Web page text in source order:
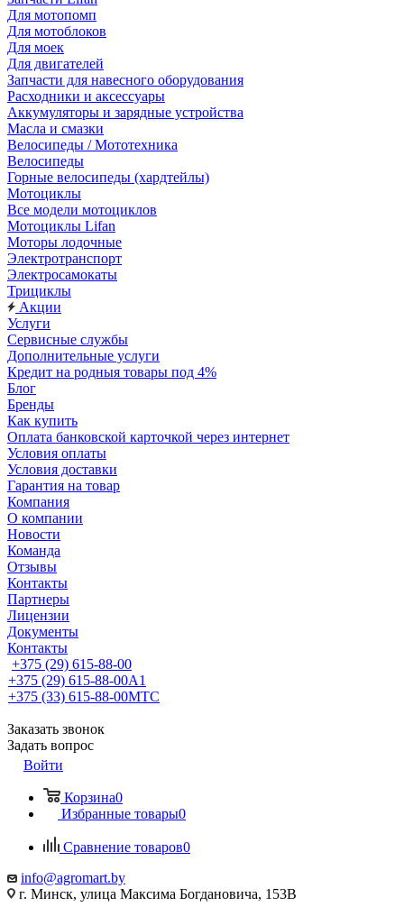
Для мотопомп
Для мотоблоков
Для моек
Для двигателей
Запчасти для навесного оборудования
Расходники и аксессуары
Аккумуляторы и зарядные устройства
Масла и смазки
Велосипеды / Мототехника
Велосипеды
Горные велосипеды (хардтейлы)
Мотоциклы
Все модели мотоциклов
Мотоциклы Lifan
Моторы лодочные
Электротранспорт
Электросамокаты
Трициклы
Акции
Услуги
Сервисные службы
Дополнительные услуги
Кредит на родныя товары под 4%
Блог
Бренды
Как купить
Оплата банковской карточкой через интернет
Условия оплаты
Условия доставки
Гарантия на товар
Компания
О компании
Новости
Команда
Отзывы
Контакты
Партнеры
Лицензии
Документы
Контакты
+375 (29) 615-88-00
+375 (29) 615-88-00A1
+375 (33) 615-88-00МТС
Заказать звонок
Задать вопрос
Войти
Корзина0
Избранные товары0
Сравнение товаров0
info@agromart.by
г. Минск, улица Максима Богдановича, 153В